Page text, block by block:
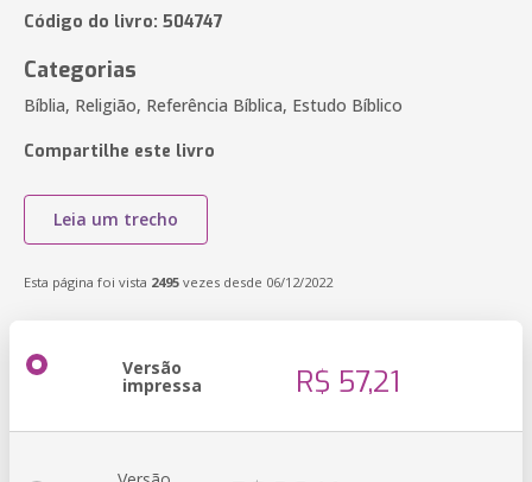
Código do livro: 504747
Categorias
Bíblia, Religião, Referência Bíblica, Estudo Bíblico
Compartilhe este livro
Leia um trecho
Esta página foi vista 2495 vezes desde 06/12/2022
Versão
impressa R$ 57,21